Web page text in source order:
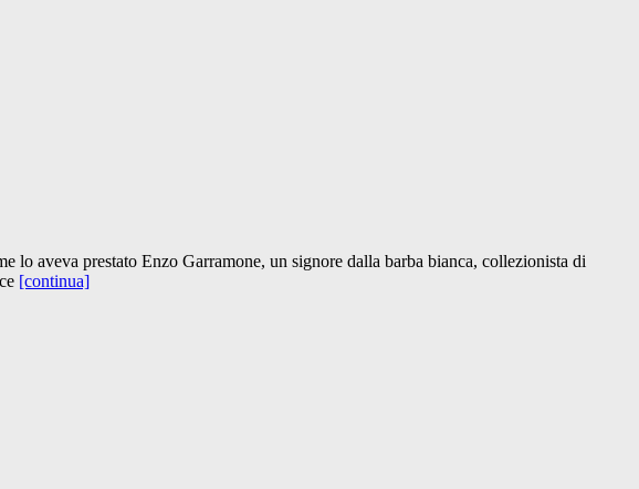
aveva prestato Enzo Garramone, un signore dalla barba bianca, collezionista di
[continua]